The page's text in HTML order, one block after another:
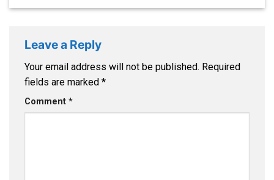
Leave a Reply
Your email address will not be published. Required
fields are marked *
Comment *